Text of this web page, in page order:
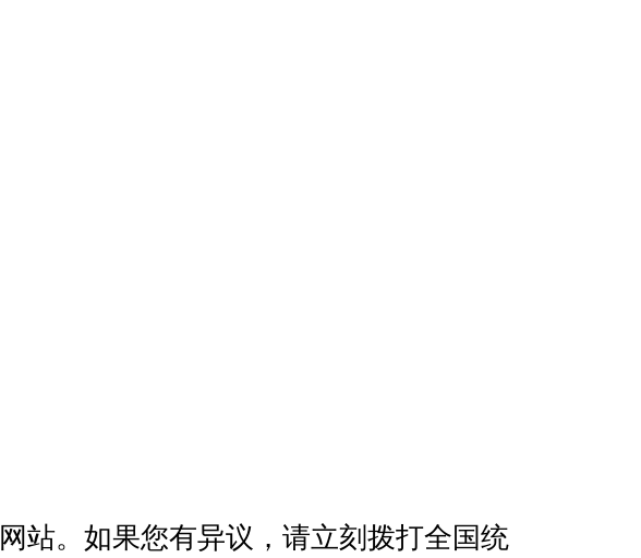
站。如果您有异议，请立刻拨打全国统